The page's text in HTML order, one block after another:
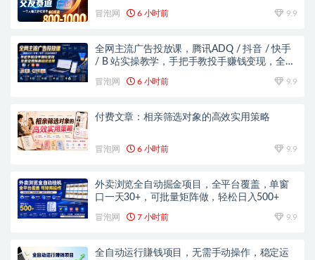
冒泡网 6 小时前 9.9
全网主流广告投放课，腾讯ADQ / 抖音 / 快手
/ B 站实操教学，手把手教投手赚钱变现，全套
冒泡网 6 小时前 9.9
付费文章：相亲筛选对象的高效实用策略
冒泡网 6 小时前 9.9
外卖浏览全自动掘金项目，全平台覆盖，单窗
口一天30+，可批量矩阵做，轻松日入500+
冒泡网 7 小时前 9.9
全自动运行賺钱项目，无需手动操作，稳定运